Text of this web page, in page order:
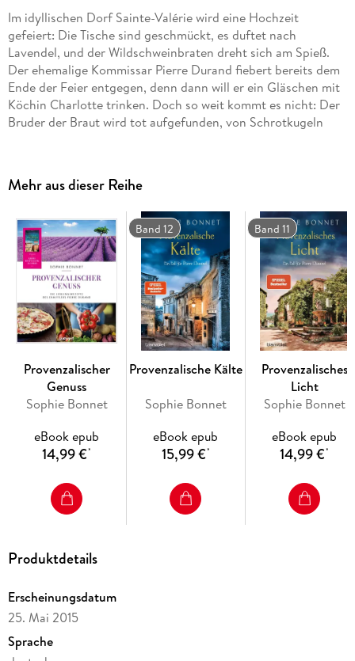
Im idyllischen Dorf Sainte-Valérie wird eine Hochzeit
gefeiert: Die Tische sind geschmückt, es duftet nach
Lavendel, und der Wildschweinbraten dreht sich am Spieß.
Der ehemalige Kommissar Pierre Durand fiebert bereits dem
Ende der Feier entgegen, denn dann will er ein Gläschen mit
Köchin Charlotte trinken. Doch so weit kommt es nicht: Der
Bruder der Braut wird tot aufgefunden, von Schrotkugeln
'Niemand verbindet Genuss und Verbrechen so harmonisch
wie Sophie Bonnet in ihren Provence-Krimis.'
Hamburger
Morgenpost
Lesen Sie auch weitere Romane der hoch spannenden 'Pierre
Durand'-Reihe!
Alle Bände sind eigenständige Fälle und können unabhängig
voneinander gelesen werden.
Mehr aus dieser Reihe
Provenzalischer
Genuss
Sophie Bonnet
eBook epub
14,99 €*
Band 12
Provenzalische Kälte
Sophie Bonnet
eBook epub
15,99 €*
Band 11
Provenzalisches
Licht
Sophie Bonnet
eBook epub
14,99 €*
Produktdetails
Erscheinungsdatum
25. Mai 2015
Sprache